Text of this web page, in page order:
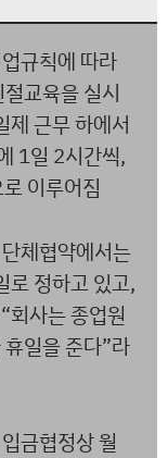
규칙에 따라
교육을 실시
제 근무 하에서
1일 2시간씩,
이루어짐
체협약에서는
로 정하고 있고,
회사는 종업원
일을 준다”라
금협정상 월